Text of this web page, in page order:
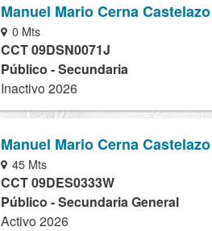
Manuel Mario Cerna Castelazo
0 Mts
CCT 09DSN0071J
Público - Secundaria
Inactivo 2026
Manuel Mario Cerna Castelazo
45 Mts
CCT 09DES0333W
Público - Secundaria General
Activo 2026